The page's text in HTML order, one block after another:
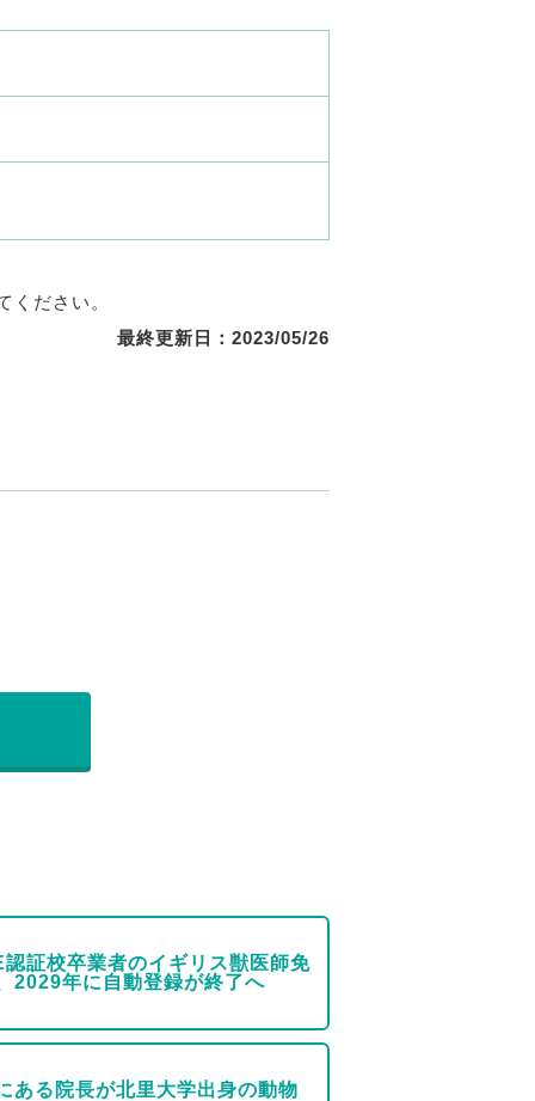
ださい。
最終更新日：2023/05/26
認証校卒業者のイギリス獣医師免
2029年に自動登録が終了へ
ある院長が北里大学出身の動物